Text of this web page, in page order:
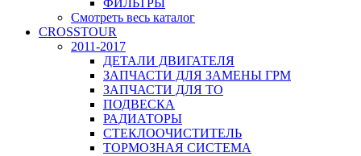
ФИЛЬТРЫ
Смотреть весь каталог
CROSSTOUR
2011-2017
ДЕТАЛИ ДВИГАТЕЛЯ
ЗАПЧАСТИ ДЛЯ ЗАМЕНЫ ГРМ
ЗАПЧАСТИ ДЛЯ ТО
ПОДВЕСКА
РАДИАТОРЫ
СТЕКЛООЧИСТИТЕЛЬ
ТОРМОЗНАЯ СИСТЕМА